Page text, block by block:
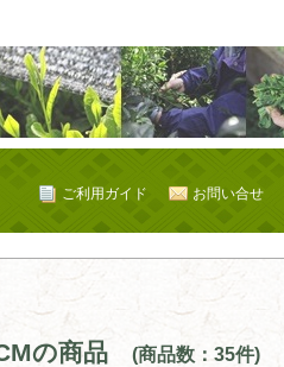
お問い合せ
ご利用ガイド
の商品 (商品数：35件)